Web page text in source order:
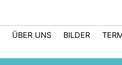
ÜBER UNS BILDER